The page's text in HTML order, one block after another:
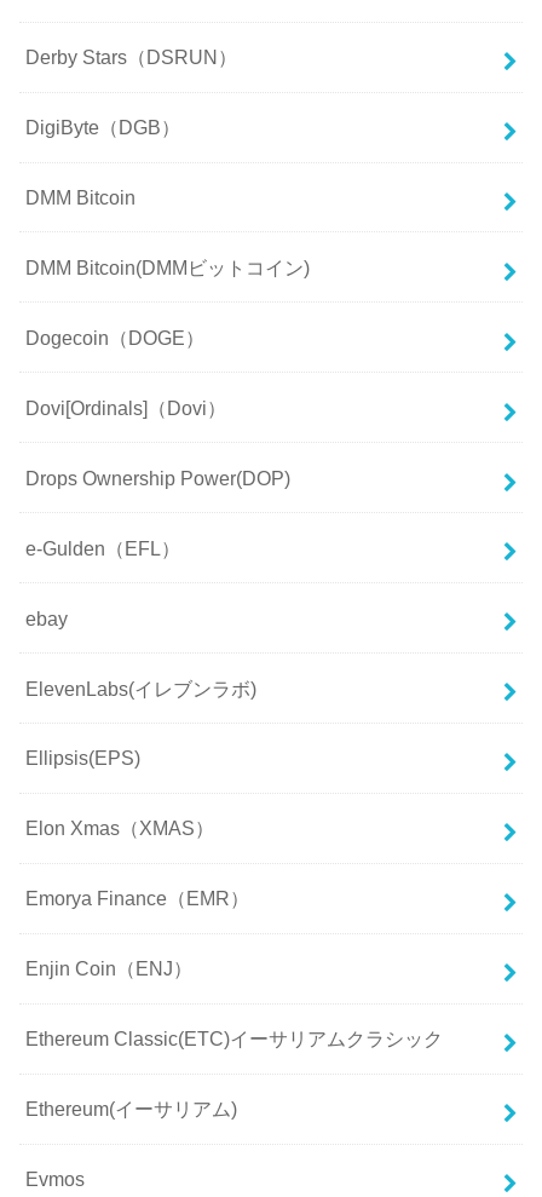
Derby Stars（DSRUN）
DigiByte（DGB）
DMM Bitcoin
DMM Bitcoin(DMMビットコイン)
Dogecoin（DOGE）
Dovi[Ordinals]（Dovi）
Drops Ownership Power(DOP)
e-Gulden（EFL）
ebay
ElevenLabs(イレブンラボ)
Ellipsis(EPS)
Elon Xmas（XMAS）
Emorya Finance（EMR）
Enjin Coin（ENJ）
Ethereum Classic(ETC)イーサリアムクラシック
Ethereum(イーサリアム)
Evmos